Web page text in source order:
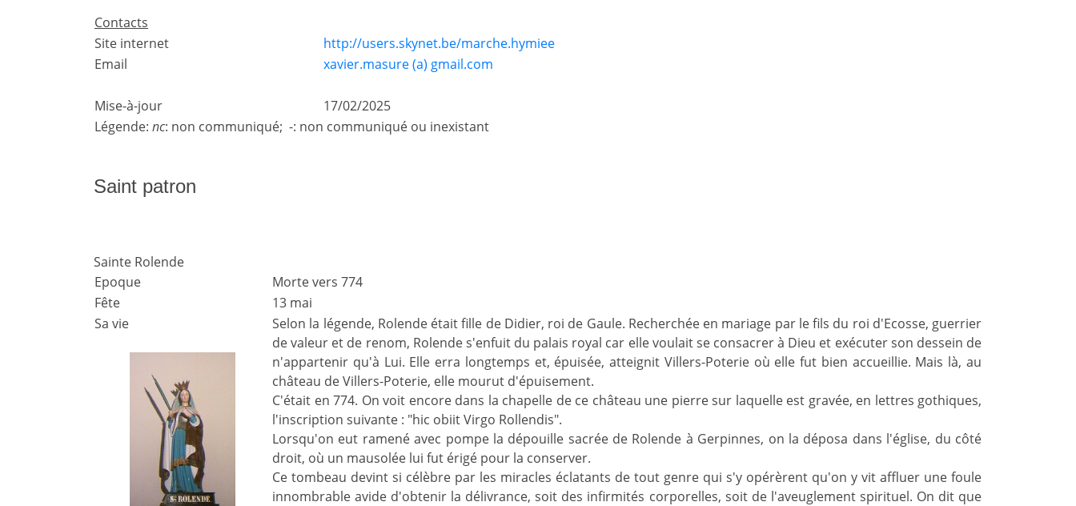
Contacts
Site internet
http://users.skynet.be/marche.hymiee
Email
xavier.masure (a) gmail.com
Mise-à-jour
17/02/2025
Légende: nc: non communiqué; -: non communiqué ou inexistant
Saint patron
Sainte Rolende
Epoque
Morte vers 774
Fête
13 mai
Sa vie
Selon la légende, Rolende était fille de Didier, roi de Gaule. Recherchée en mariage par le fils du roi d'Ecosse, guerrier
de valeur et de renom, Rolende s'enfuit du palais royal car elle voulait se consacrer à Dieu et exécuter son dessein de
n'appartenir qu'à Lui. Elle erra longtemps et, épuisée, atteignit Villers-Poterie où elle fut bien accueillie. Mais là, au
château de Villers-Poterie, elle mourut d'épuisement.
C'était en 774. On voit encore dans la chapelle de ce château une pierre sur laquelle est gravée, en lettres gothiques,
l'inscription suivante : "hic obiit Virgo Rollendis".
Lorsqu'on eut ramené avec pompe la dépouille sacrée de Rolende à Gerpinnes, on la déposa dans l'église, du côté
droit, où un mausolée lui fut érigé pour la conserver.
Ce tombeau devint si célèbre par les miracles éclatants de tout genre qui s'y opérèrent qu'on y vit affluer une foule
innombrable avide d'obtenir la délivrance, soit des infirmités corporelles, soit de l'aveuglement spirituel. On dit que